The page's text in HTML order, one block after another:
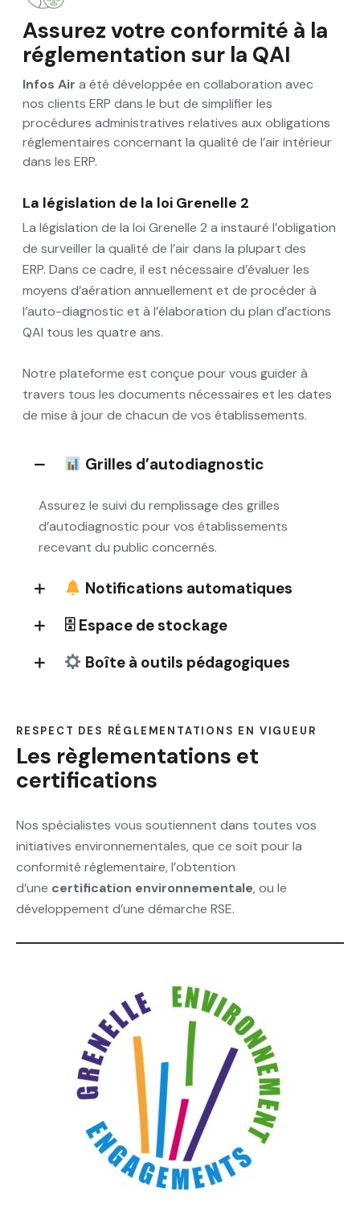
Assurez votre conformité à la
réglementation sur la QAI
Infos Aira été développée en collaboration avec
nos clients ERP dans le but de simplifier les
procédures administratives relatives aux obligations
réglementaires concernant la qualité de l’air intérieur
dans les ERP.
La législation de la loi Grenelle 2
La législation de la loi Grenelle 2 a instauré l’obligation
de surveiller la qualité de l’air dans la plupart des
ERP. Dans ce cadre, il est nécessaire d’évaluer les
moyens d’aération annuellement et de procéder à
l’auto-diagnostic et à l’élaboration du plan d’actions
QAI tous les quatre ans.
Notre plateforme est conçue pour vous guider à
travers tous les documents nécessaires et les dates
de mise à jour de chacun de vos établissements.
Grilles d’autodiagnostic
Assurez le suivi du remplissage des grilles
d’autodiagnostic pour vos établissements
recevant du public concernés.
Notifications automatiques
🗄 Espace de stockage
Boîte à outils pédagogiques
RESPECT DES RÉGLEMENTATIONS EN VIGUEUR
Les règlementations et
certifications
Nos spécialistes vous soutiennent dans toutes vos
initiatives environnementales, que ce soit pour la
conformité réglementaire, l’obtention
d’une certification environnementale, ou le
développement d’une démarche RSE.